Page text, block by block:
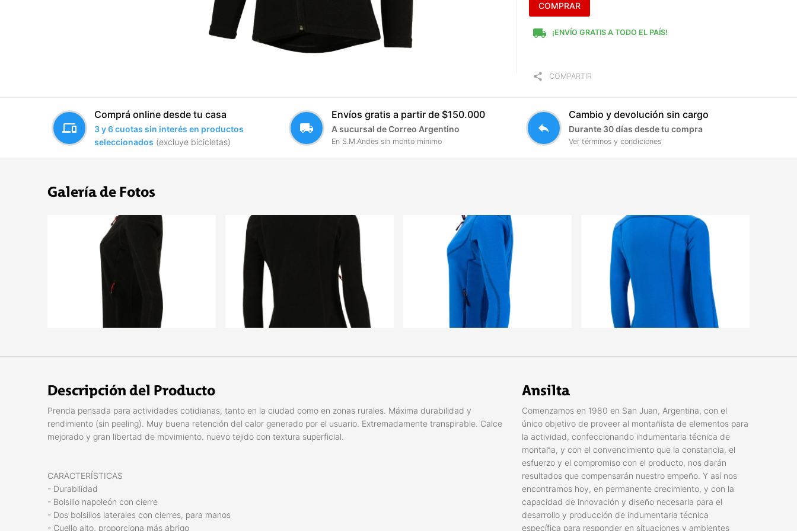
COMPRAR
local_shipping ¡ENVÍO GRATIS A TODO EL PAÍS!
share COMPARTIR
devices
Comprá online desde tu casa
3 y 6 cuotas sin interés en productos
seleccionados (excluye bicicletas)
local_shipping
Envíos gratis a partir de $150.000
A sucursal de Correo Argentino
En S.M.Andes sin monto mínimo
reply
Cambio y devolución sin cargo
Durante 30 días desde tu compra
Ver términos y condiciones
Galería de Fotos
Descripción del Producto
Prenda pensada para actividades cotidianas, tanto en la ciudad como en zonas rurales. Máxima durabilidad y
rendimiento (sin peeling). Muy buena retención del calor generado por el usuario. Extremadamente transpirable. Calce
mejorado y gran libertad de movimiento. nuevo tejido con textura superficial.
CARACTERÍSTICAS
- Durabilidad
- Bolsillo napoleón con cierre
- Dos bolsillos laterales con cierres, para manos
- Cuello alto, proporciona más abrigo
Ansilta
Comenzamos en 1980 en San Juan, Argentina, con el
único objetivo de proveer al montañista de elementos para
la actividad, confeccionando indumentaria técnica de
montaña, y con el convencimiento que la constancia, el
esfuerzo y el compromiso con el producto, nos darán
resultados que compensarán nuestro empeño. Y así nos
encontramos hoy, en permanente crecimiento, y con la
capacidad de innovación y diseño necesaria para el
desarrollo y producción de indumentaria técnica
específica para responder en situaciones y ambientes